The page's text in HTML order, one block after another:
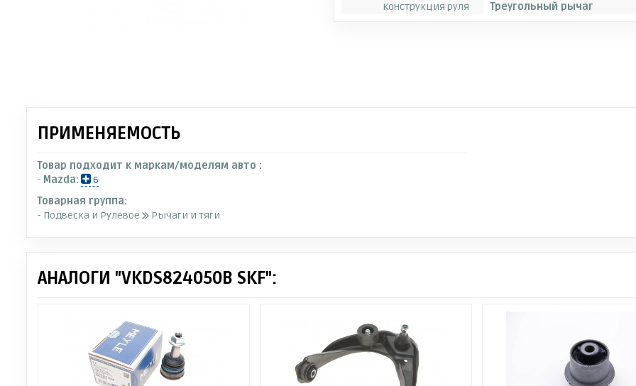
Конструкция руля
Треугольный рычаг
ПРИМЕНЯЕМОСТЬ
Товар подходит к маркам/моделям авто :
- Mazda:
6
Товарная группа:
- Подвеска и Рулевое
Рычаги и тяги
АНАЛОГИ "VKDS824050B SKF":